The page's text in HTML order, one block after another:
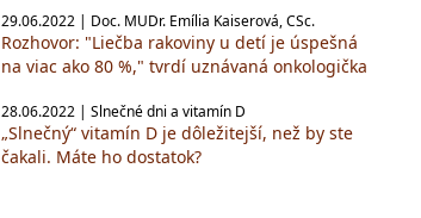
29.06.2022 | Doc. MUDr. Emília Kaiserová, CSc.
Rozhovor: "Liečba rakoviny u detí je úspešná
na viac ako 80 %," tvrdí uznávaná onkologička
28.06.2022 | Slnečné dni a vitamín D
„Slnečný“ vitamín D je dôležitejší, než by ste
čakali. Máte ho dostatok?